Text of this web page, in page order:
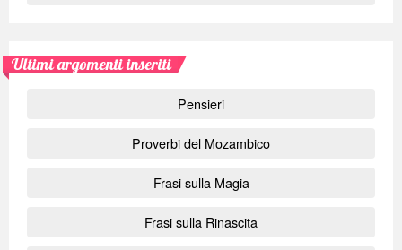
Ultimi argomenti inseriti
Pensieri
Proverbi del Mozambico
Frasi sulla Magia
Frasi sulla Rinascita